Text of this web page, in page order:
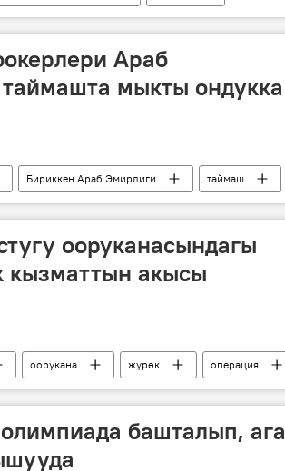
Араб
мыкты ондукка
Бириккен Араб Эмирлиги таймаш
ооруканасындагы
кызматтын акысы
оорукана жүрөк операция
башталып, ага